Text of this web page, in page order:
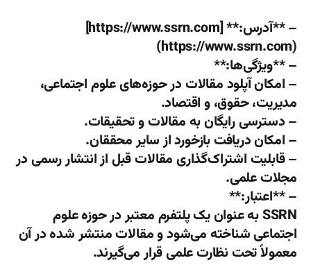
– **آدرس:** [https://www.ssrn.com]
(https://www.ssrn.com)
– **ویژگی‌ها:**
– امکان آپلود مقالات در حوزه‌های علوم اجتماعی،
مدیریت، حقوق، و اقتصاد.
– دسترسی رایگان به مقالات و تحقیقات.
– امکان دریافت بازخورد از سایر محققان.
– قابلیت اشتراک‌گذاری مقالات قبل از انتشار رسمی در
مجلات علمی.
– **اعتبار:**
SSRN به عنوان یک پلتفرم معتبر در حوزه علوم
اجتماعی شناخته می‌شود و مقالات منتشر شده در آن
معمولاً تحت نظارت علمی قرار می‌گیرند.